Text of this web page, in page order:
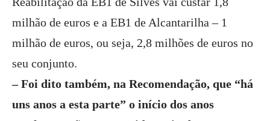
milhão de euros e a EB1 de Alcantarilha – 1
milhão de euros, ou seja, 2,8 milhões de euros no
seu conjunto.
– Foi dito também, na Recomendação, que “há
uns anos a esta parte” o início dos anos